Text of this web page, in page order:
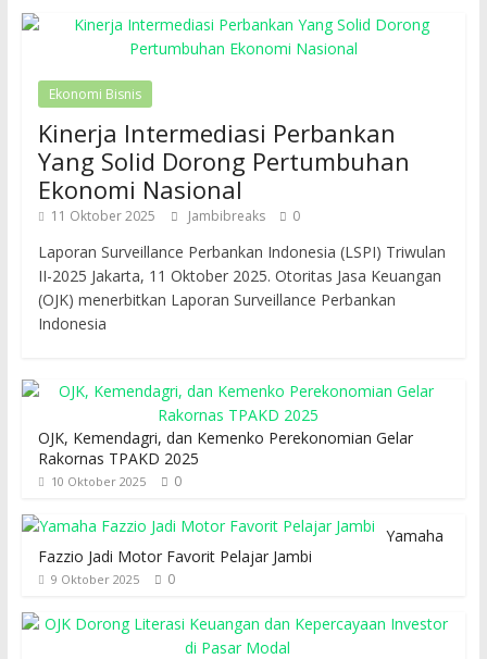
Ekonomi Bisnis
Kinerja Intermediasi Perbankan
Yang Solid Dorong Pertumbuhan
Ekonomi Nasional
11 Oktober 2025 Jambibreaks 0
Laporan Surveillance Perbankan Indonesia (LSPI) Triwulan
II-2025 Jakarta, 11 Oktober 2025. Otoritas Jasa Keuangan
(OJK) menerbitkan Laporan Surveillance Perbankan
Indonesia
OJK, Kemendagri, dan Kemenko Perekonomian Gelar
Rakornas TPAKD 2025
10 Oktober 2025 0
Yamaha
Fazzio Jadi Motor Favorit Pelajar Jambi
9 Oktober 2025 0